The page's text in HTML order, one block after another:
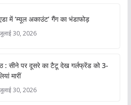
में ‘म्यूल अकाउंट’ गैंग का भंडाफोड़
30, 2026
: सीने पर दूसरे का टैटू देख गर्लफ्रेंड को 3-
मारीं
30, 2026